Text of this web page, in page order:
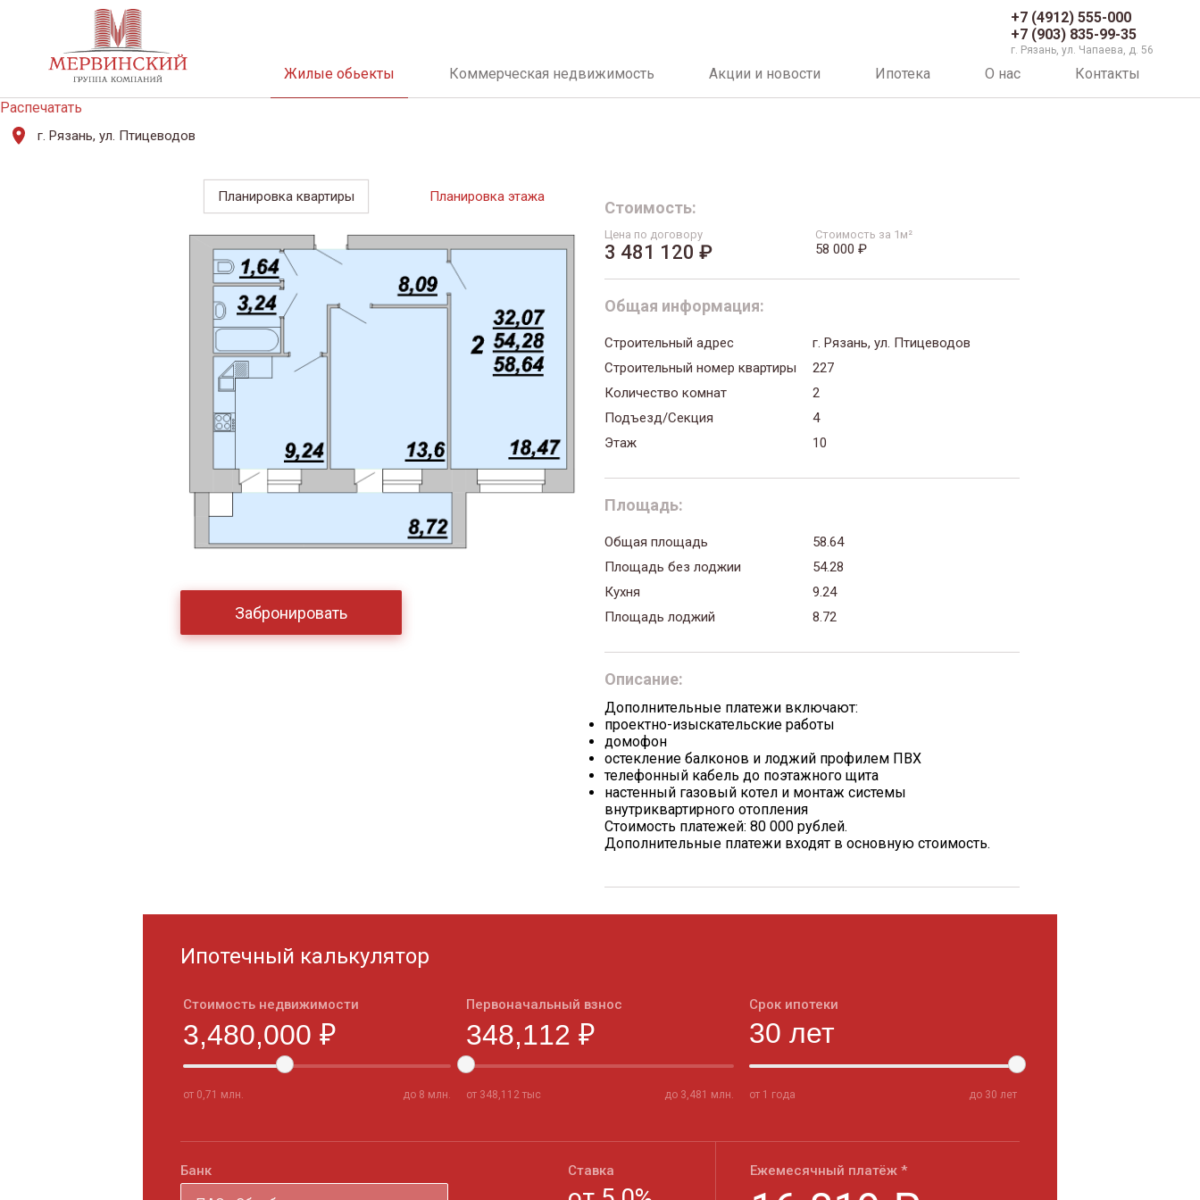
+7 (4912) 555-000
+7 (903) 835-99-35
г. Рязань, ул. Чапаева, д. 56
Жилые обьекты Коммерческая недвижимость Акции и новости Ипотека О нас
Контакты
Распечатать
г. Рязань, ул. Птицеводов
Планировка квартиры Планировка этажа
Забронировать
Стоимость:
Цена по договору
3 481 120 ₽
Стоимость за 1м²
58 000 ₽
Общая информация:
Строительный адрес
г. Рязань, ул. Птицеводов
Строительный номер квартиры
227
Количество комнат
2
Подъезд/Секция
4
Этаж
10
Площадь:
Общая площадь
58.64
Площадь без лоджии
54.28
Кухня
9.24
Площадь лоджий
8.72
Описание:
Дополнительные платежи включают:
проектно-изыскательские работы
домофон
остекление балконов и лоджий профилем ПВХ
телефонный кабель до поэтажного щита
настенный газовый котел и монтаж системы
внутриквартирного отопления
Стоимость платежей: 80 000 рублей.
Дополнительные платежи входят в основную стоимость.
Ипотечный калькулятор
Стоимость недвижимости
от 0,71 млн. до 8 млн.
Первоначальный взнос
от 348,112 тыс до 3,481 млн.
Срок ипотеки
от 1 года до 30 лет
Банк Ставка Ежемесячный платёж *